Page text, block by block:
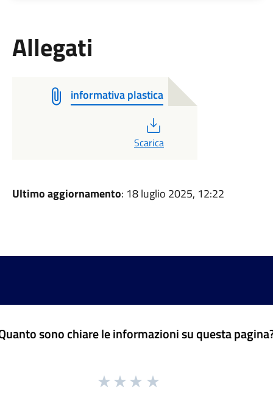
Allegati
informativa plastica
Scarica
Ultimo aggiornamento: 18 luglio 2025, 12:22
sono chiare le informazioni su questa